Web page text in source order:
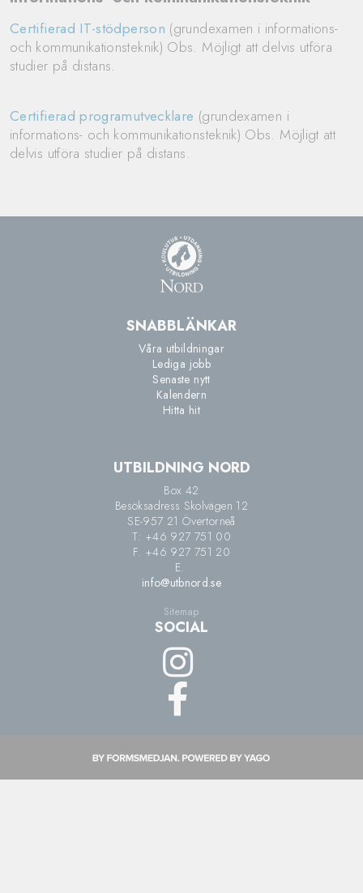
Certifierad IT-stödperson (grundexamen i informations-
och kommunikationsteknik) Obs. Möjligt att delvis utföra
studier på distans.
Certifierad programutvecklare (grundexamen i
informations- och kommunikationsteknik) Obs. Möjligt att
delvis utföra studier på distans.
SNABBLÄNKAR
Våra utbildningar
Lediga jobb
Senaste nytt
Kalendern
Hitta hit
UTBILDNING NORD
Box 42
Besöksadress Skolvägen 12
SE-957 21 Övertorneå
T: +46 927 751 00
F. +46 927 751 20
E.
info@utbnord.se
Sitemap
SOCIAL